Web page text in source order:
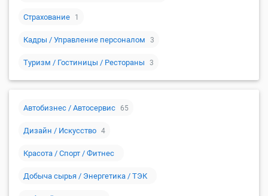
Страхование 1
Кадры / Управление персоналом 3
Туризм / Гостиницы / Рестораны 3
Автобизнес / Автосервис 65
Дизайн / Искусство 4
Красота / Спорт / Фитнес
Добыча сырья / Энергетика / ТЭК